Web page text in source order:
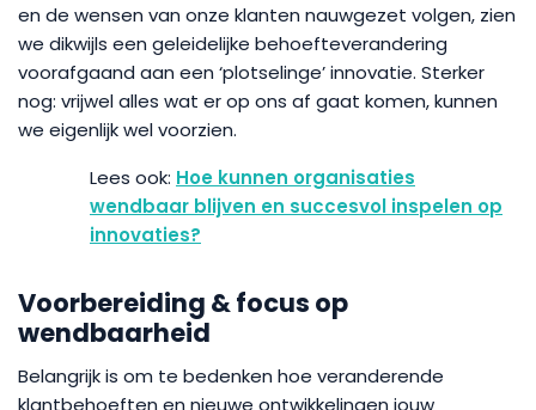
en de wensen van onze klanten nauwgezet volgen, zien
we dikwijls een geleidelijke behoefteverandering
voorafgaand aan een ‘plotselinge’ innovatie. Sterker
nog: vrijwel alles wat er op ons af gaat komen, kunnen
we eigenlijk wel voorzien.
Hoe kunnen organisaties
wendbaar blijven en succesvol inspelen op
innovaties?
Voorbereiding & focus op
wendbaarheid
Belangrijk is om te bedenken hoe veranderende
klantbehoeften en nieuwe ontwikkelingen jouw